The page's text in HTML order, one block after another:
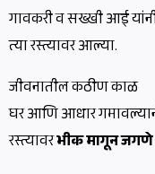
गावकरी व सख्खी आई
त्या रस्त्यावर आल्या.
जीवनातील कठीण काळ
घर आणि आधार
रस्त्यावरभीक मागून जगणे